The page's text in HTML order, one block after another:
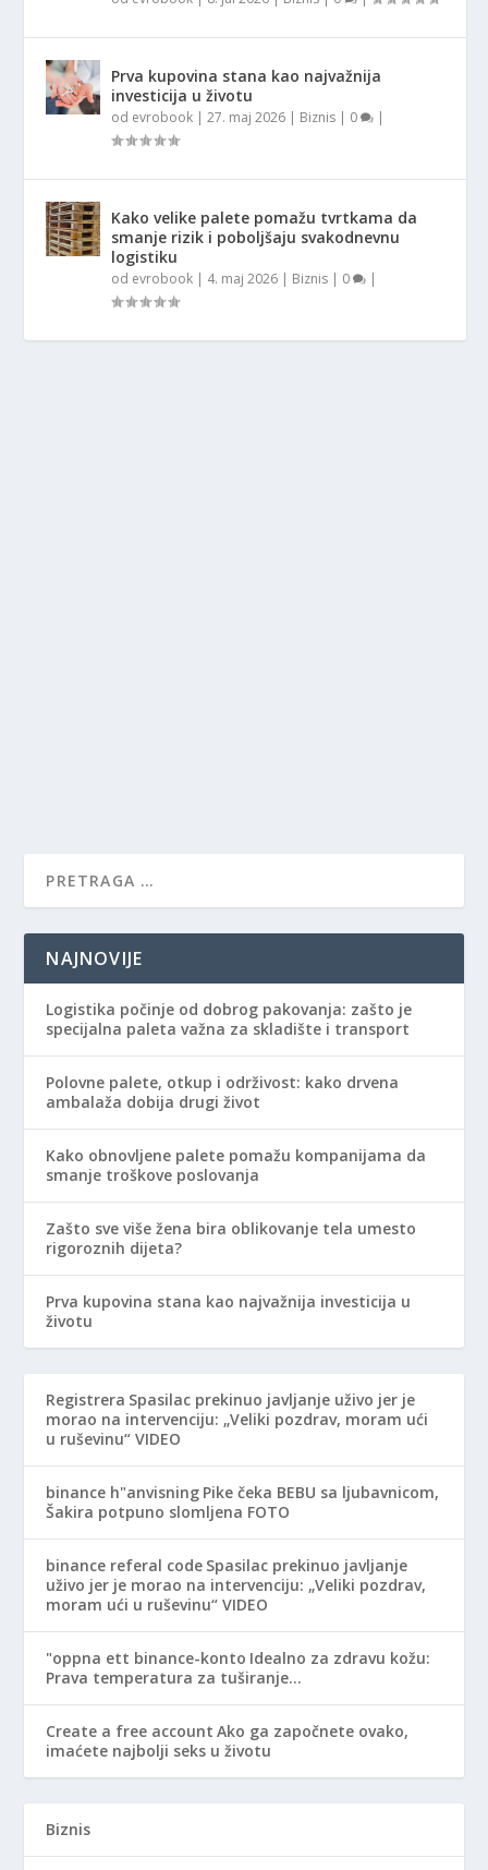
Prva kupovina stana kao najvažnija
investicija u životu
od evrobook |27. maj 2026 | Biznis | 0 |
Kako velike palete pomažu tvrtkama da
smanje rizik i poboljšaju svakodnevnu
logistiku
od evrobook | 4. maj 2026 | Biznis | 0 |
NAJNOVIJE
Logistika počinje od dobrog pakovanja: zašto je
specijalna paleta važna za skladište i transport
Polovne palete, otkup i održivost: kako drvena
ambalaža dobija drugi život
Kako obnovljene palete pomažu kompanijama da
smanje troškove poslovanja
Zašto sve više žena bira oblikovanje tela umesto
rigoroznih dijeta?
Prva kupovina stana kao najvažnija investicija u
životu
Registrera Spasilac prekinuo javljanje uživo jer je
morao na intervenciju: „Veliki pozdrav, moram ući
u ruševinu“ VIDEO
binance h"anvisning Pike čeka BEBU sa ljubavnicom,
Šakira potpuno slomljena FOTO
binance referal code Spasilac prekinuo javljanje
uživo jer je morao na intervenciju: „Veliki pozdrav,
moram ući u ruševinu“ VIDEO
"oppna ett binance-konto Idealno za zdravu kožu:
Prava temperatura za tuširanje…
Create a free account Ako ga započnete ovako,
imaćete najbolji seks u životu
Biznis